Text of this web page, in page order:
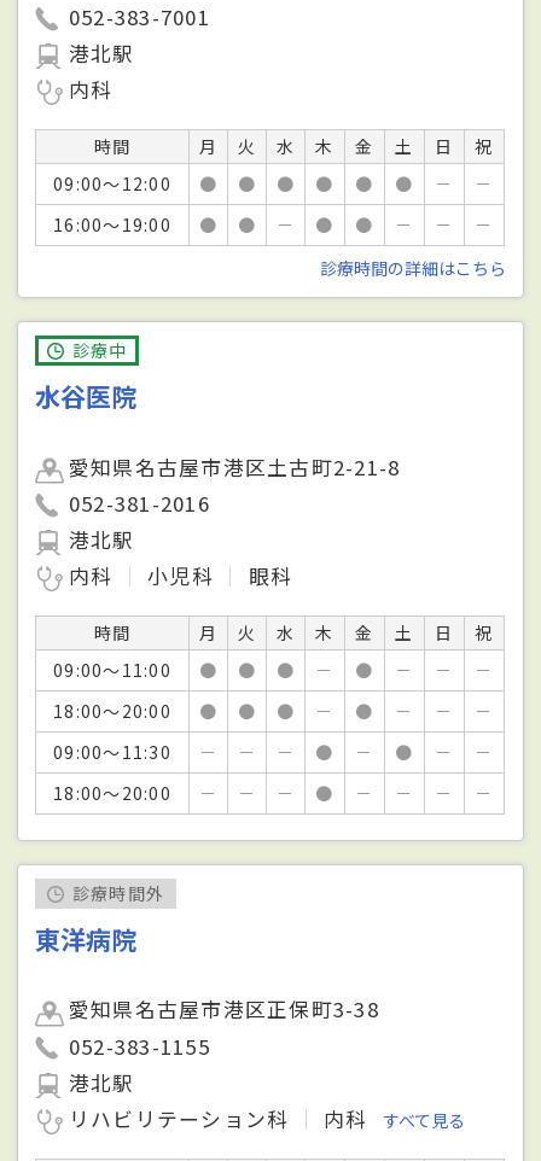
052-383-7001
港北駅
内科
時間 月 火 水 木 金 土 日
祝
09:00～12:00
● ● ● ● ● ● －
－
16:00～19:00
● ● － ● ● － －
－
診療時間の詳細はこちら
診療中
水谷医院
愛知県名古屋市港区土古町2-21-8
052-381-2016
港北駅
内科
小児科 眼科
時間 月 火 水 木 金 土 日
祝
09:00～11:00
● ● ● － ● － －
－
18:00～20:00
● ● ● － ● － －
－
09:00～11:30
－ － － ● － ● －
－
18:00～20:00
－ － － ● － － － －
診療時間外
東洋病院
愛知県名古屋市港区正保町3-38
052-383-1155
港北駅
リハビリテーション科
内科 すべて見る